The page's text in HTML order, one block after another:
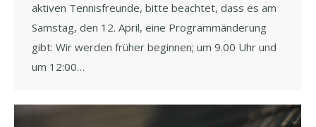
aktiven Tennisfreunde, bitte beachtet, dass es am
Samstag, den 12. April, eine Programmänderung
gibt: Wir werden früher beginnen; um 9.00 Uhr und
um 12:00…